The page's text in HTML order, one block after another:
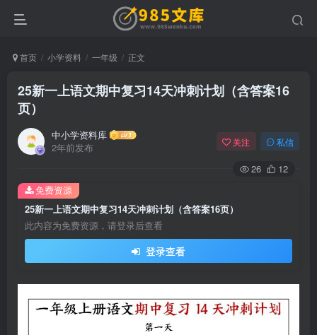
首页 小学资料 一年级 正文
25新一上语文期中复习14天冲刺计划（含答案16
页）
中小学资料库
2年前发布
关注 私信
26 12
25新一上语文期中复习14天冲刺计划（含答案16页）
此内容为免费资源，请登录后查看
登录查看
免费资源